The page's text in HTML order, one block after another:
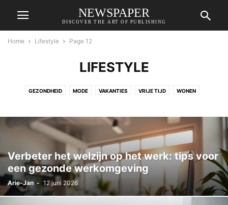
NEWSPAPER
DISCOVER THE ART OF PUBLISHING
Home Lifestyle Page 12
LIFESTYLE
GEZONDHEID MODE VAKANTIES VRIJE TIJD WONEN
Verbeter het welzijn op het werk: tips voor
een gezonde werkomgeving
Arie-Jan - 12 juni 2026